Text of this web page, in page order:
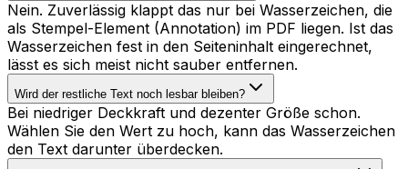
Nein. Zuverlässig klappt das nur bei Wasserzeichen, die
als Stempel-Element (Annotation) im PDF liegen. Ist das
Wasserzeichen fest in den Seiteninhalt eingerechnet,
lässt es sich meist nicht sauber entfernen.
Wird der restliche Text noch lesbar bleiben?
Bei niedriger Deckkraft und dezenter Größe schon.
Wählen Sie den Wert zu hoch, kann das Wasserzeichen
den Text darunter überdecken.